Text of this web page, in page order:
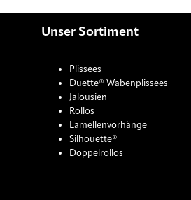
Unser Sortiment
Plissees
Duette® Wabenplissees
Jalousien
Rollos
Lamellenvorhänge
Silhouette®
Doppelrollos